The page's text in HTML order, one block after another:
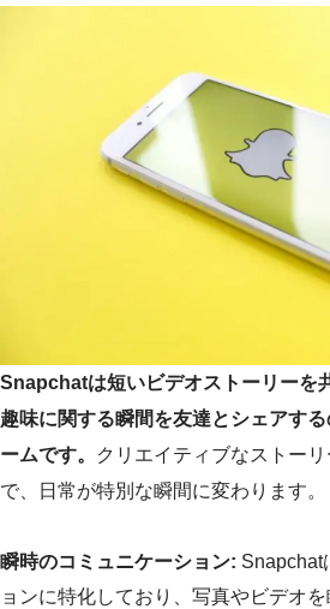
Snapchatは短いビデオストーリーを
趣味に関する瞬間を友達とシェアす
ームです。
クリエイティブなストー
で、日常が特別な瞬間に変わります。
瞬時のコミュニケーション: Snapchat
ョンに特化しており、写真やビデオ